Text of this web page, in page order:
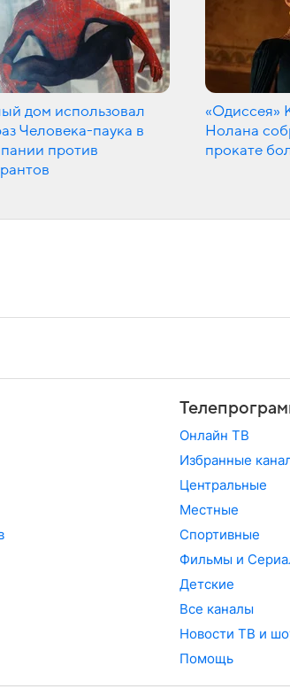
дом использовал
Человека-паука в
против
«Одиссея»
Нолана
прокате
Онлайн ТВ
Избранные
Центральные
Местные
Спортивные
Фильмы и
Детские
Все каналы
Новости ТВ и
Помощь